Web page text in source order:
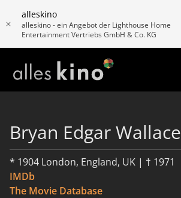
alleskino
alleskino - ein Angebot der Lighthouse Home
Entertainment Vertriebs GmbH & Co. KG
Bryan Edgar Wallace
* 1904 London, England, UK | † 1971
IMDb
The Movie Database